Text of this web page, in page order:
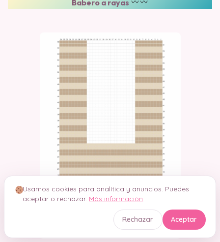
Babero a rayas
Usamos cookies para analítica y anuncios. Puedes
aceptar o rechazar. Más información
Rechazar Aceptar